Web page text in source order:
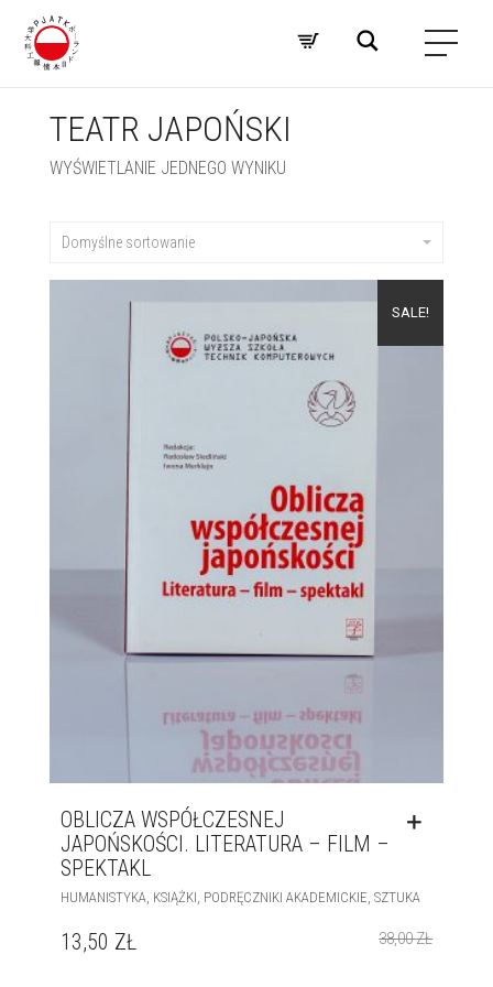
TEATR JAPOŃSKI
WYŚWIETLANIE JEDNEGO WYNIKU
Domyślne sortowanie
SALE!
OBLICZA WSPÓŁCZESNEJ
JAPOŃSKOŚCI. LITERATURA – FILM –
SPEKTAKL
HUMANISTYKA KSIĄŻKI PODRĘCZNIKI AKADEMICKIE SZTUKA
38,00ZŁ
13,50 ZŁ